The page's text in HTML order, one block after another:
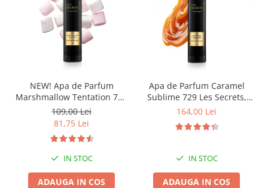
NEW! Apa de Parfum
Marshmallow Tentation 758
Les Secrets, Unisex, 50 ml,
Equivalenza
109,00 Lei
81,75 Lei
IN STOC
ADAUGA IN COS
Apa de Parfum Caramel
Sublime 729 Les Secrets,
Unisex, 100 ml, Equivalenza
164,00 Lei
IN STOC
ADAUGA IN COS